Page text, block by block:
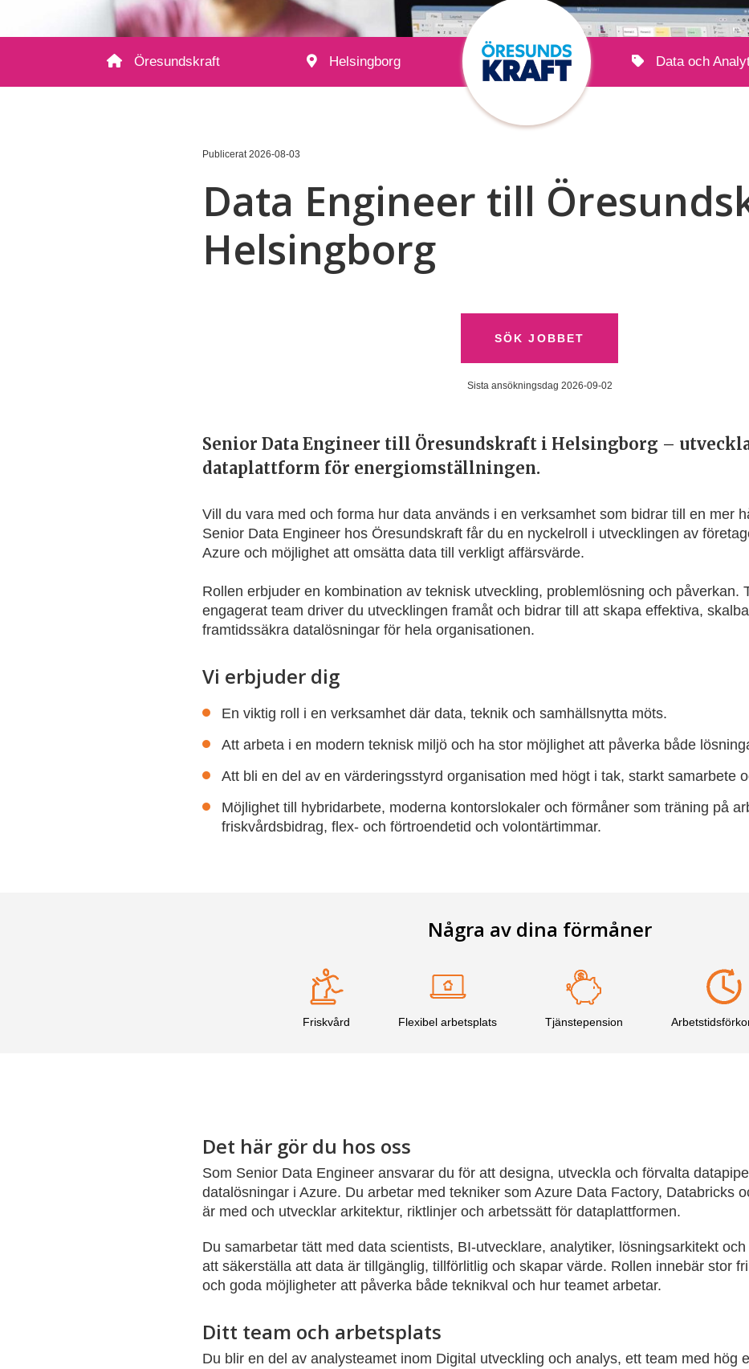
Öresundskraft Helsingborg Data och
Publicerat2026-08-03
Data Engineer till
Helsingborg
SÖK JOBBET
Sista ansökningsdag 2026-09-02
Senior Data Engineer till Öresundskraft i Helsingborg –
dataplattform för energiomställningen.
Vill du vara med och forma hur data används i en verksamhet som bidrar till en mer
Senior Data Engineer hos Öresundskraft får du en nyckelroll i utvecklingen av
Azure och möjlighet att omsätta data till verkligt affärsvärde.
Rollen erbjuder en kombination av teknisk utveckling, problemlösning och påverkan.
engagerat team driver du utvecklingen framåt och bidrar till att skapa effektiva,
framtidssäkra datalösningar för hela organisationen.
Vi erbjuder dig
En viktig roll i en verksamhet där data, teknik och samhällsnytta möts.
Att arbeta i en modern teknisk miljö och ha stor möjlighet att påverka både
Att bli en del av en värderingsstyrd organisation med högt i tak, starkt samarbete
Möjlighet till hybridarbete, moderna kontorslokaler och förmåner som träning på
friskvårdsbidrag, flex- och förtroendetid och volontärtimmar.
Några av dina förmåner
Friskvård Flexibel arbetsplats Tjänste­pension
Det här gör du hos oss
Som Senior Data Engineer ansvarar du för att designa, utveckla och förvalta
datalösningar i Azure. Du arbetar med tekniker som Azure Data Factory, Databricks
är med och utvecklar arkitektur, riktlinjer och arbetssätt för dataplattformen.
Du samarbetar tätt med data scientists, BI-utvecklare, analytiker, lösningsarkitekt
att säkerställa att data är tillgänglig, tillförlitlig och skapar värde. Rollen innebär stor
och goda möjligheter att påverka både teknikval och hur teamet arbetar.
Ditt team och arbetsplats
Du blir en del av analysteamet inom Digital utveckling och analys, ett team med hög